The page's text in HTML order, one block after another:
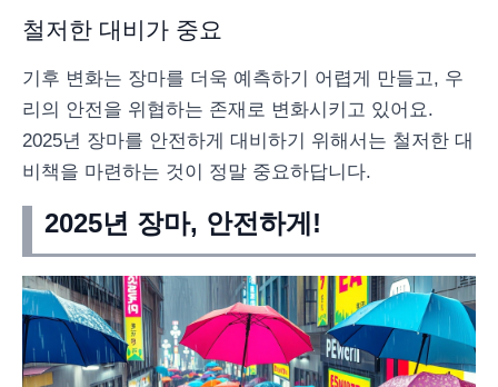
철저한 대비가 중요
기후 변화는 장마를 더욱 예측하기 어렵게 만들고, 우
리의 안전을 위협하는 존재로 변화시키고 있어요.
2025년 장마를 안전하게 대비하기 위해서는 철저한 대
비책을 마련하는 것이 정말 중요하답니다.
2025년 장마, 안전하게!